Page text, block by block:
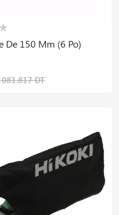
De 150 Mm (6 Po)
DT